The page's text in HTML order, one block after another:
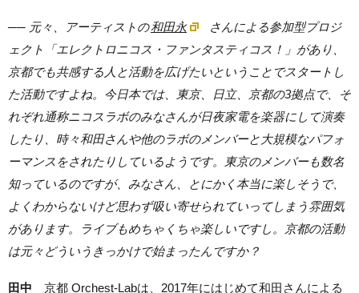
── 元々、アーティストの和田永
さんによる参加型プロジ
ェクト「エレクトロニコス・ファンタスティコス！」があり、
京都でも共感する人と活動を広げたいということでスタートし
た活動ですよね。今日本では、東京、日立、京都の3拠点で、そ
れぞれ通称ニコスラボのみなさんが日夜家電を楽器にして演奏
したり、時々和田さんや他のラボのメンバーと大規模なパフォ
ーマンスをされたりしているようです。東京のメンバーも数名
知っているのですが、みなさん、とにかく本当に楽しそうで、
よくわからないけど思わず吸い寄せられていってしまう雰囲気
があります。ライブもめちゃくちゃ楽しいですし。京都の活動
は元々どういうきっかけで始まったんですか？
田中 京都 Orchest-Labは、2017年にはじめて和田さんによる